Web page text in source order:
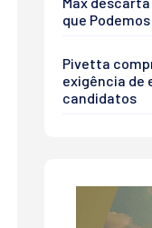
que
Pivetta
exigência de
candidatos